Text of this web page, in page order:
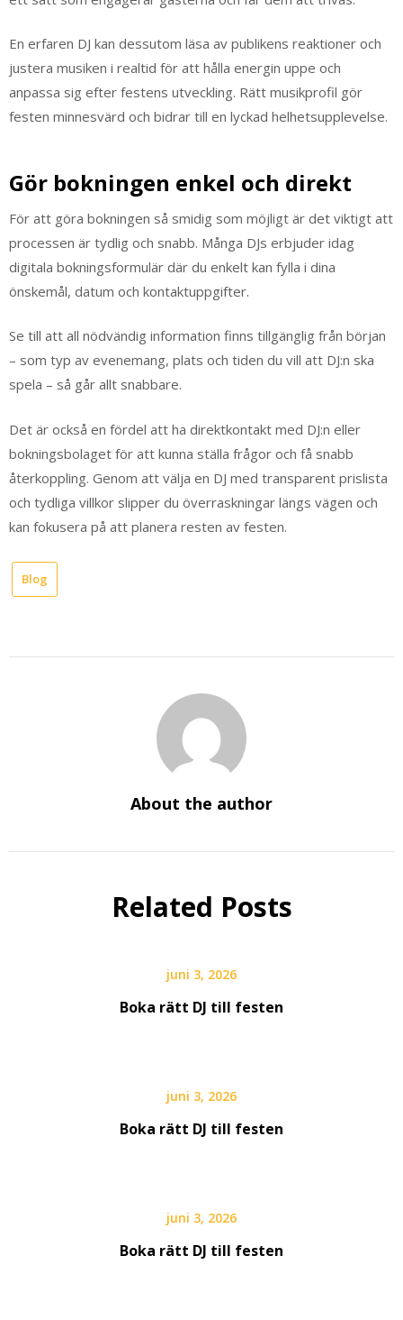
En erfaren DJ kan dessutom läsa av publikens reaktioner och
justera musiken i realtid för att hålla energin uppe och
anpassa sig efter festens utveckling. Rätt musikprofil gör
festen minnesvärd och bidrar till en lyckad helhetsupplevelse.
Gör bokningen enkel och direkt
För att göra bokningen så smidig som möjligt är det viktigt att
processen är tydlig och snabb. Många DJs erbjuder idag
digitala bokningsformulär där du enkelt kan fylla i dina
önskemål, datum och kontaktuppgifter.
Se till att all nödvändig information finns tillgänglig från början
– som typ av evenemang, plats och tiden du vill att DJ:n ska
spela – så går allt snabbare.
Det är också en fördel att ha direktkontakt med DJ:n eller
bokningsbolaget för att kunna ställa frågor och få snabb
återkoppling. Genom att välja en DJ med transparent prislista
och tydliga villkor slipper du överraskningar längs vägen och
kan fokusera på att planera resten av festen.
Blog
About the author
Related Posts
juni 3, 2026
Boka rätt DJ till festen
juni 3, 2026
Boka rätt DJ till festen
juni 3, 2026
Boka rätt DJ till festen